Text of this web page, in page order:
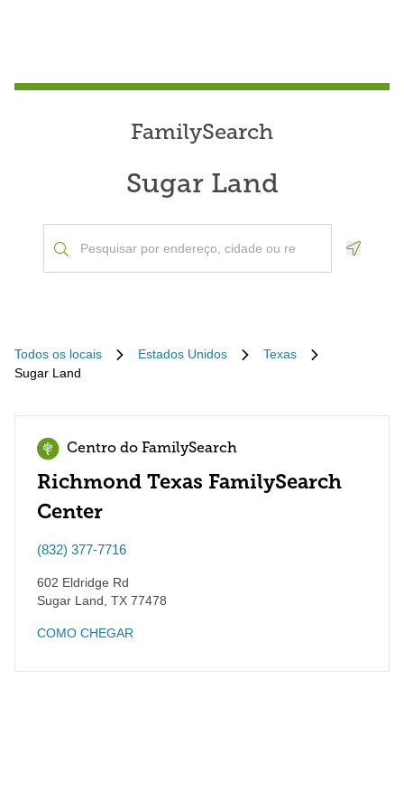
FamilySearch
Sugar Land
Todos os locais Estados Unidos
Texas
Sugar Land
Centro do FamilySearch
Richmond Texas FamilySearch
Center
(832) 377-7716
602 Eldridge Rd
Sugar Land TX 77478
COMO CHEGAR